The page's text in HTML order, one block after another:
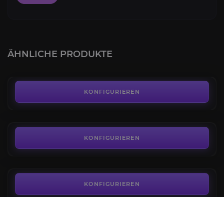
ÄHNLICHE PRODUKTE
KONFIGURIEREN
BiS-Ausrüstung
KONFIGURIEREN
KONFIGURIEREN